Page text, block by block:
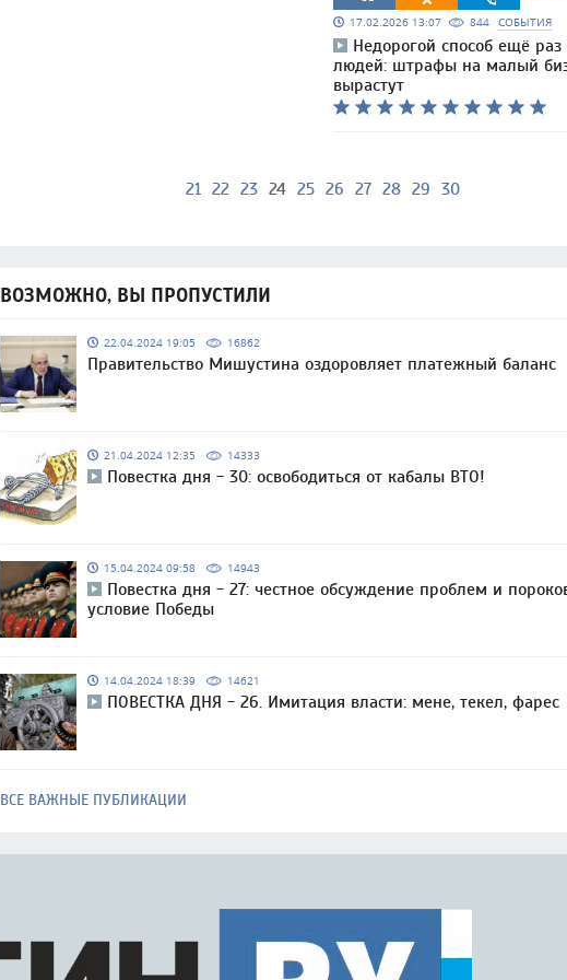
17.02.2026 13:07 844 СОБЫТИЯ
Недорогой способ ещё раз
людей: штрафы на малый
вырастут
21 22 23 24 25 26 27 28 29 30
ВОЗМОЖНО, ВЫ ПРОПУСТИЛИ
22.04.2024 19:05 16862
Правительство Мишустина оздоровляет платежный баланс
21.04.2024 12:35 14333
Повестка дня - 30: освободиться от кабалы ВТО!
15.04.2024 09:58 14943
Повестка дня - 27: честное обсуждение проблем и
условие Победы
14.04.2024 18:39 14621
ПОВЕСТКА ДНЯ - 26. Имитация власти: мене, текел, фарес
ВСЕ ВАЖНЫЕ ПУБЛИКАЦИИ